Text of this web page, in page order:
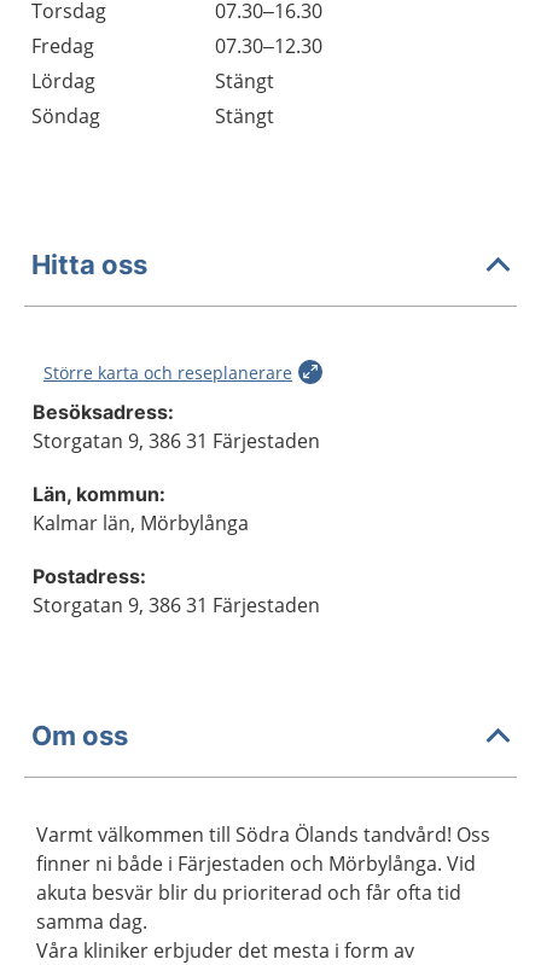
Torsdag
07.30–16.30
Fredag
07.30–12.30
Lördag
Stängt
Söndag
Stängt
Hitta oss
Större karta och reseplanerare
Besöksadress:
Storgatan 9, 386 31 Färjestaden
Län, kommun:
Kalmar län, Mörbylånga
Postadress:
Storgatan 9, 386 31 Färjestaden
Om oss
Varmt välkommen till Södra Ölands tandvård! Oss
finner ni både i Färjestaden och Mörbylånga. Vid
akuta besvär blir du prioriterad och får ofta tid
samma dag.
Våra kliniker erbjuder det mesta i form av